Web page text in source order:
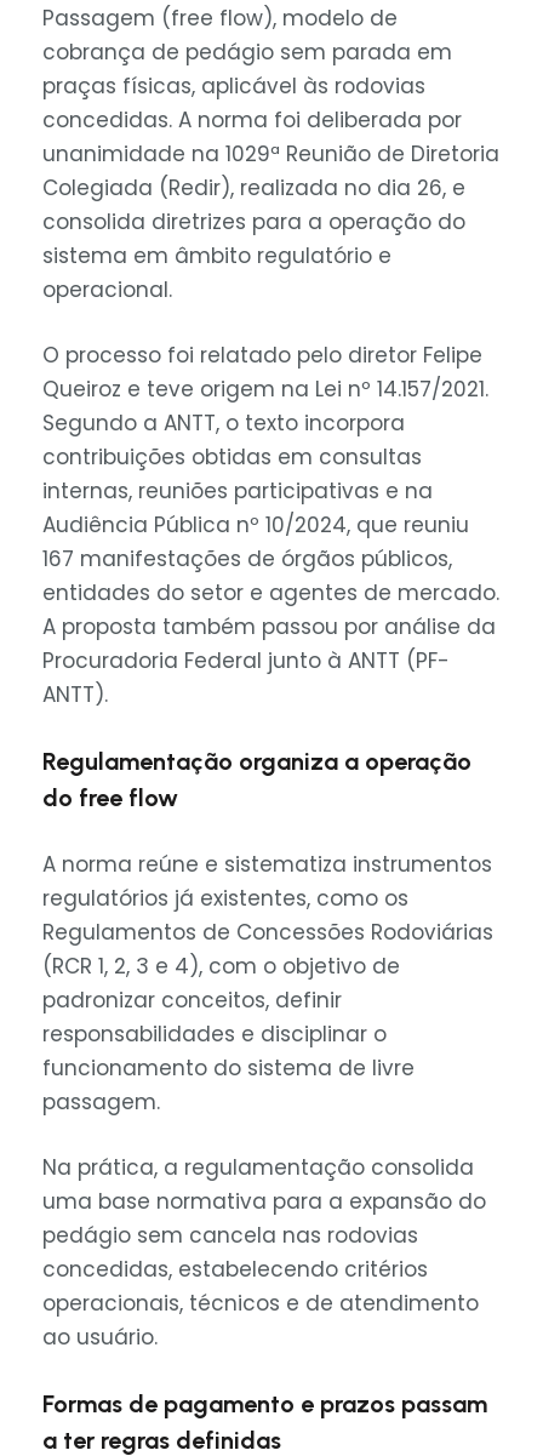
Passagem (free flow), modelo de
cobrança de pedágio sem parada em
praças físicas, aplicável às rodovias
concedidas. A norma foi deliberada por
unanimidade na 1029ª Reunião de Diretoria
Colegiada (Redir), realizada no dia 26, e
consolida diretrizes para a operação do
sistema em âmbito regulatório e
operacional.
O processo foi relatado pelo diretor Felipe
Queiroz e teve origem na Lei nº 14.157/2021.
Segundo a ANTT, o texto incorpora
contribuições obtidas em consultas
internas, reuniões participativas e na
Audiência Pública nº 10/2024, que reuniu
167 manifestações de órgãos públicos,
entidades do setor e agentes de mercado.
A proposta também passou por análise da
Procuradoria Federal junto à ANTT (PF-
ANTT).
Regulamentação organiza a operação
do free flow
A norma reúne e sistematiza instrumentos
regulatórios já existentes, como os
Regulamentos de Concessões Rodoviárias
(RCR 1, 2, 3 e 4), com o objetivo de
padronizar conceitos, definir
responsabilidades e disciplinar o
funcionamento do sistema de livre
passagem.
Na prática, a regulamentação consolida
uma base normativa para a expansão do
pedágio sem cancela nas rodovias
concedidas, estabelecendo critérios
operacionais, técnicos e de atendimento
ao usuário.
Formas de pagamento e prazos passam
a ter regras definidas